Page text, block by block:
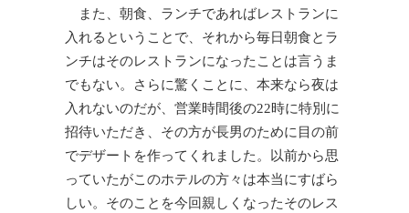
また、朝食、ランチであればレストランに
入れるということで、それから毎日朝食とラ
ンチはそのレストランになったことは言うま
でもない。さらに驚くことに、本来なら夜は
入れないのだが、営業時間後の22時に特別に
招待いただき、その方が長男のために目の前
でデザートを作ってくれました。以前から思
っていたがこのホテルの方々は本当にすばら
しい。そのことを今回親しくなったそのレス